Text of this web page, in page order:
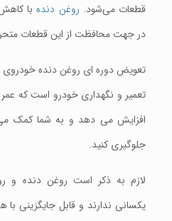
قطعات می‌شود. روغن دندهبا کاهش
در جهت محافظت از این قطعات
تعویض دوره ای روغن دنده
تعمیر و نگهداری خودرو است که
افزایش می دهد و به شما کمک می
جلوگیری کنید.
لازم به ذکر است روغن دنده و
یکسانی ندارند و قابل جایگزینی